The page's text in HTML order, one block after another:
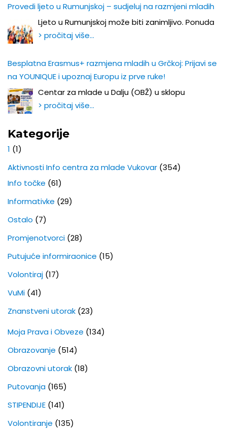
Provedi ljeto u Rumunjskoj – sudjeluj na razmjeni mladih
Ljeto u Rumunjskoj može biti zanimljivo. Ponuda
> pročitaj više…
Besplatna Erasmus+ razmjena mladih u Grčkoj: Prijavi se
na YOUNIQUE i upoznaj Europu iz prve ruke!
Centar za mlade u Dalju (OBŽ) u sklopu
> pročitaj više…
Kategorije
1 (1)
Aktivnosti Info centra za mlade Vukovar (354)
Info točke (61)
Informativke (29)
Ostalo (7)
Promjenotvorci (28)
Putujuće informiraonice (15)
Volontiraj (17)
VuMi (41)
Znanstveni utorak (23)
Moja Prava i Obveze (134)
Obrazovanje (514)
Obrazovni utorak (18)
Putovanja (165)
STIPENDIJE (141)
Volontiranje (135)